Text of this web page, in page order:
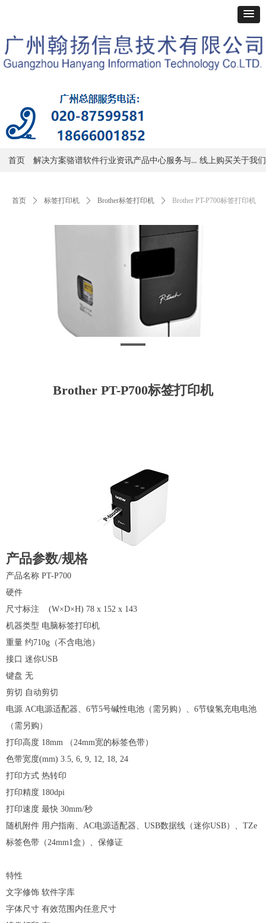
首页 解决方案骆谱软件行业资讯产品中心 服务与支持 线上购买关于我们
首页 ꄲ 标签打印机 ꄲ Brother标签打印机 ꄲ Brother PT-P700标签打印机
Brother PT-P700标签打印机
产品参数/规格
产品名称 PT-P700
硬件
尺寸标注 (W×D×H) 78 x 152 x 143
机器类型 电脑标签打印机
重量 约710g （不含电池）
接口 迷你USB
键盘 无
剪切 自动剪切
电源 AC电源适配器、 6节5号碱性电池（需另购）、 6节镍氢充电电池
（需另购）
打印高度 18mm （24mm宽的标签色带）
色带宽度(mm) 3.5, 6, 9, 12, 18, 24
打印方式 热转印
打印精度 180dpi
打印速度 最快 30mm/秒
随机附件 用户指南、 AC电源适配器、 USB数据线（迷你USB）、 TZe
标签色带（24mm1盒）、保修证
特性
文字修饰 软件字库
字体尺寸 有效范围内任意尺寸